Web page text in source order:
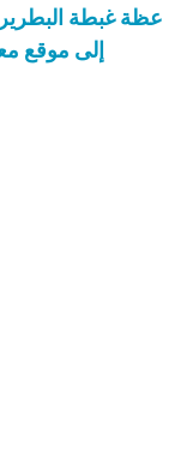
عظة غبطة
إلى موقع